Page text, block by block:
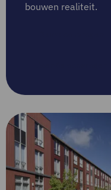
bouwen realiteit.